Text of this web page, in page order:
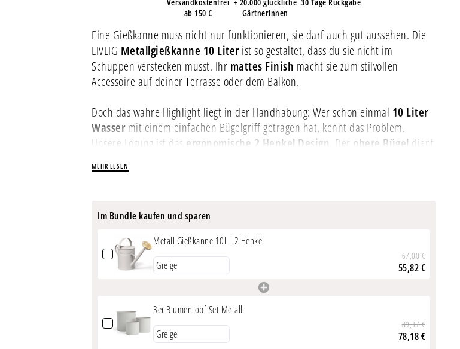
ab 150 €
GärtnerInnen
Eine Gießkanne muss nicht nur funktionieren, sie darf auch gut aussehen. Die
LIVLIG Metallgießkanne 10 Literist so gestaltet, dass du sie nicht im
Schuppen verstecken musst. Ihr mattes Finish macht sie zum stilvollen
Accessoire auf deiner Terrasse oder dem Balkon.
Doch das wahre Highlight liegt in der Handhabung: Wer schon einmal 10 Liter
Wassermit einem einfachen Bügelgriff getragen hat, kennt das Problem.
Unsere Lösung ist das ergonomische 2 Henkel Design . Der obere Bügel dient
ohne Kraftaufwand im Handgelenk.
1x Gießkanne: 60 x 24 x 37 cm I 10L
Gewicht: 1,4 Kilogramm
Beschichtung:Matte Pulverbeschichtung
für einfache Handhabung
Abnehmbarer Brausekopffür gezielte Bewässerung
Hergestellt inEuropa
MEHR LESEN
Im Bundle kaufen und sparen
Metall Gießkanne 10L I 2 Henkel
67,00 €
55,82 €
3er Blumentopf Set Metall
89,37 €
78,18 €